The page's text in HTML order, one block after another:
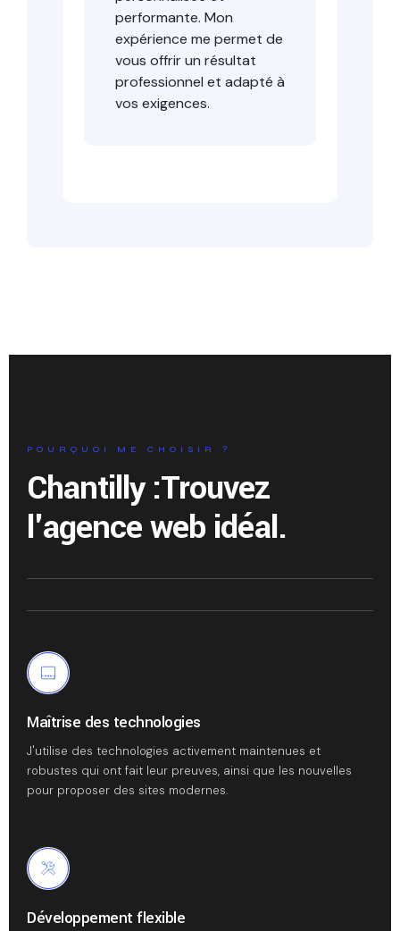
performante. Mon
expérience me permet de
vous offrir un résultat
professionnel et adapté à
vos exigences.
POURQUOI ME CHOISIR ?
Chantilly :Trouvez
l'agence web idéal.
Maîtrise des technologies
J'utilise des technologies activement maintenues et
robustes qui ont fait leur preuves, ainsi que les nouvelles
pour proposer des sites modernes.
Développement flexible